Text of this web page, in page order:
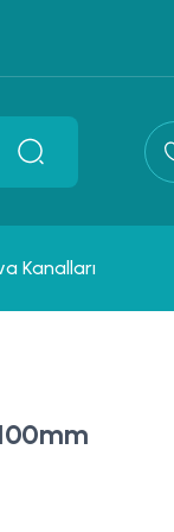
Kanalları